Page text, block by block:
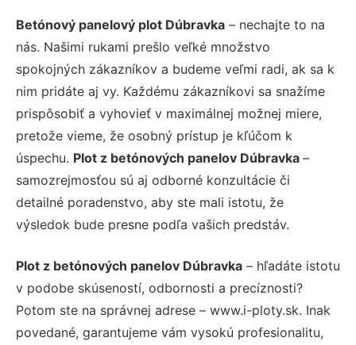
Betónový panelový plot Dúbravka – nechajte to na
nás. Našimi rukami prešlo veľké množstvo
spokojných zákazníkov a budeme veľmi radi, ak sa k
nim pridáte aj vy. Každému zákazníkovi sa snažíme
prispôsobiť a vyhovieť v maximálnej možnej miere,
pretože vieme, že osobný prístup je kľúčom k
úspechu. Plot z betónových panelov Dúbravka –
samozrejmosťou sú aj odborné konzultácie či
detailné poradenstvo, aby ste mali istotu, že
výsledok bude presne podľa vašich predstáv.
Plot z betónových panelov Dúbravka – hľadáte istotu
v podobe skúseností, odbornosti a precíznosti?
Potom ste na správnej adrese – www.i-ploty.sk. Inak
povedané, garantujeme vám vysokú profesionalitu,